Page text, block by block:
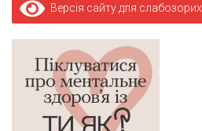
Версія сайту для слабозорих